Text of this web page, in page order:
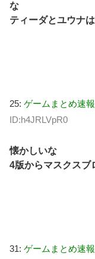
な
ティーダとユウナ
25: ゲームまとめ速報
ID:h4JRLVpR0
懐かしいな
4版からマスクスブ
31: ゲームまとめ速報